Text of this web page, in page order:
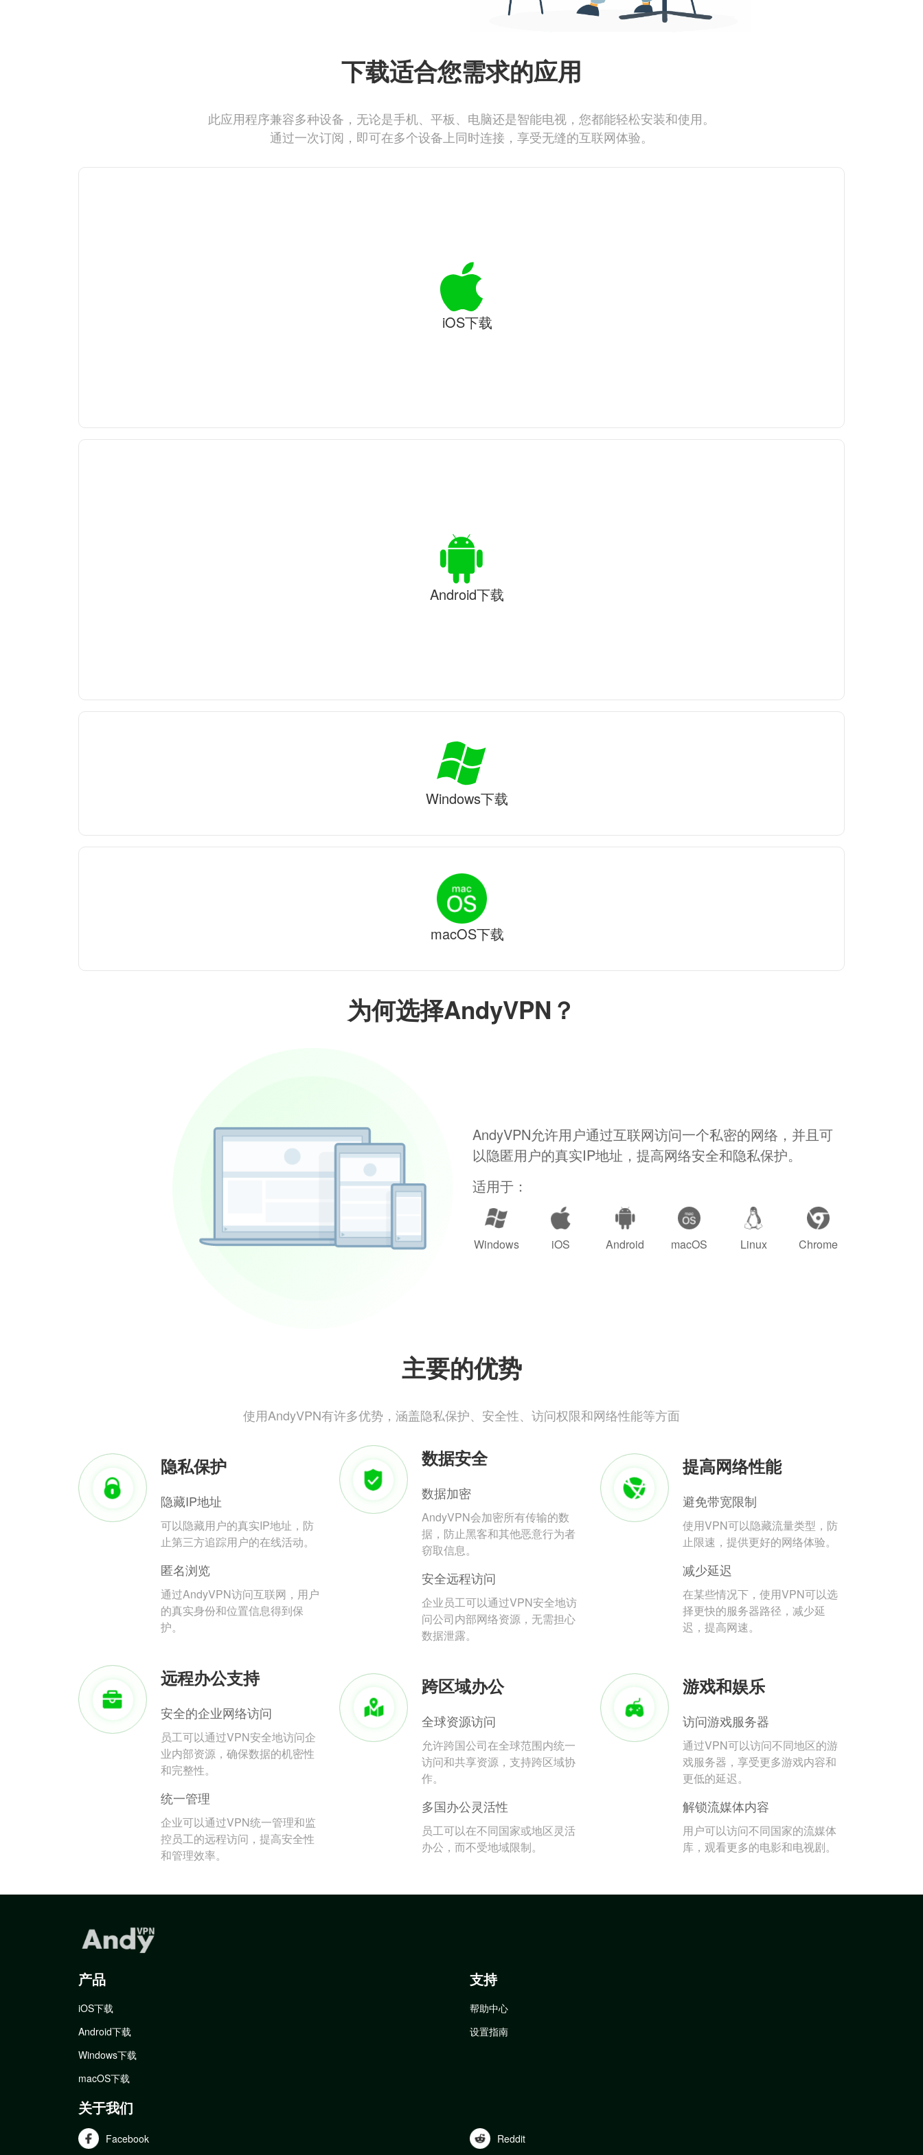
为何选择AndyVPN？
AndyVPN允许用户通过互联网访问一个私密的网络，并且可
以隐匿用户的真实IP地址，提高网络安全和隐私保护。
适用于：
Windows iOS Android macOS Linux Chrome
主要的优势
使用AndyVPN有许多优势，涵盖隐私保护、安全性、访问权限和网络性能等方面
隐私保护
隐藏IP地址
可以隐藏用户的真实IP地址，防
止第三方追踪用户的在线活动。
匿名浏览
通过AndyVPN访问互联网，用户
的真实身份和位置信息得到保
护。
数据安全
数据加密
AndyVPN会加密所有传输的数
据，防止黑客和其他恶意行为者
窃取信息。
安全远程访问
企业员工可以通过VPN安全地访
问公司内部网络资源，无需担心
数据泄露。
提高网络性能
避免带宽限制
使用VPN可以隐藏流量类型，防
止限速，提供更好的网络体验。
减少延迟
在某些情况下，使用VPN可以选
择更快的服务器路径，减少延
迟，提高网速。
远程办公支持
安全的企业网络访问
员工可以通过VPN安全地访问企
业内部资源，确保数据的机密性
和完整性。
统一管理
企业可以通过VPN统一管理和监
控员工的远程访问，提高安全性
和管理效率。
跨区域办公
全球资源访问
允许跨国公司在全球范围内统一
访问和共享资源，支持跨区域协
作。
多国办公灵活性
员工可以在不同国家或地区灵活
办公，而不受地域限制。
游戏和娱乐
访问游戏服务器
通过VPN可以访问不同地区的游
戏服务器，享受更多游戏内容和
更低的延迟。
解锁流媒体内容
用户可以访问不同国家的流媒体
库，观看更多的电影和电视剧。
下载适合您需求的应用
此应用程序兼容多种设备，无论是手机、平板、电脑还是智能电视，您都能轻松安装和使用。
通过一次订阅，即可在多个设备上同时连接，享受无缝的互联网体验。
iOS下载
Android下载
Windows下载
macOS下载
产品
iOS下载
Android下载
Windows下载
macOS下载
支持
帮助中心
设置指南
关于我们
Facebook Reddit